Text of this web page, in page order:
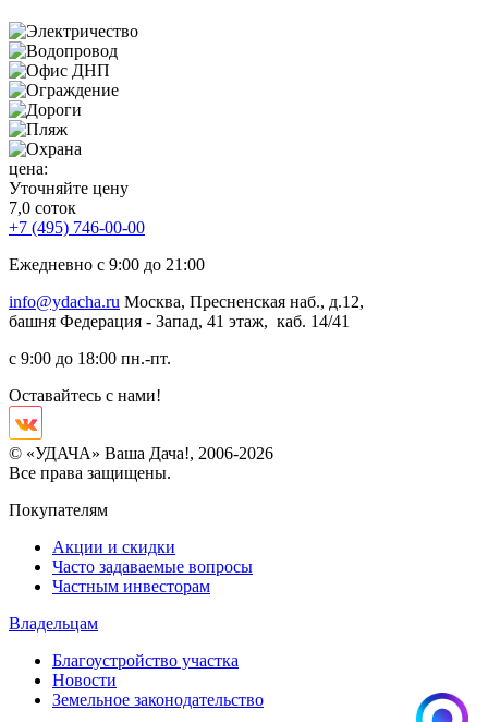
цена:
Уточняйте цену
7,0 соток
+7 (495) 746-00-00
Ежедневно с 9:00 до 21:00
info@ydacha.ru Москва, Пресненская наб., д.12,
башня Федерация - Запад, 41 этаж, каб. 14/41
с 9:00 до 18:00 пн.-пт.
Оставайтесь с нами!
© «УДАЧА» Ваша Дача!, 2006-2026
Все права защищены.
Покупателям
Акции и скидки
Часто задаваемые вопросы
Частным инвесторам
Владельцам
Благоустройство участка
Новости
Земельное законодательство